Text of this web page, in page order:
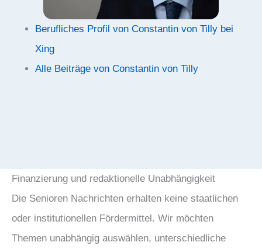
Berufliches Profil von Constantin von Tilly bei
Xing
Alle Beiträge von Constantin von Tilly
Finanzierung und redaktionelle Unabhängigkeit
Die Senioren Nachrichten erhalten keine staatlichen
oder institutionellen Fördermittel. Wir möchten
Themen unabhängig auswählen, unterschiedliche